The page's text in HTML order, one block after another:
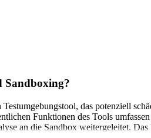
Sandboxing?
das potenziell
Funktionen des Tools
an die Sandbox weitergeleitet.